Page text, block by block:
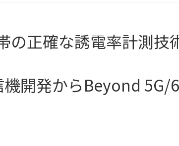
の正確な誘電率計測技
開発からBeyond 5G/